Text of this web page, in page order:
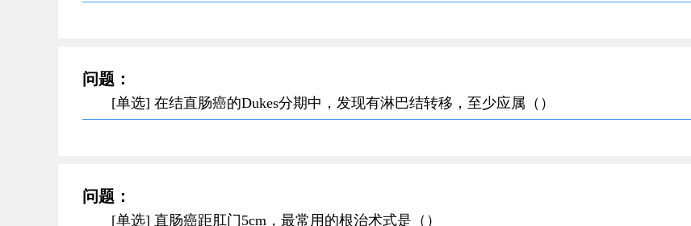
问题：
[单选] 在结直肠癌的Dukes分期中，发现有淋巴结转移，至少应属（）
问题：
[单选] 直肠癌距肛门5cm，最常用的根治术式是（）